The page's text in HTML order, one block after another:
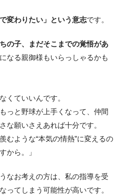
変わりたい」という意志です。
ちの子、まだそこまでの覚悟があ
なる親御様もいらっしゃるかも
くていいんです。
っと野球が上手くなって、仲間
な願いさえあれば十分です。
むような“本気の情熱”に変えるの
から。」
なお考えの方は、私の指導を受
ってしまう可能性が高いです。